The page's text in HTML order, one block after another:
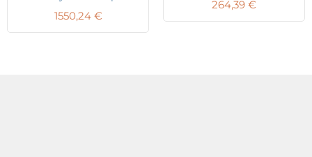
1550,24 €
264,39 €